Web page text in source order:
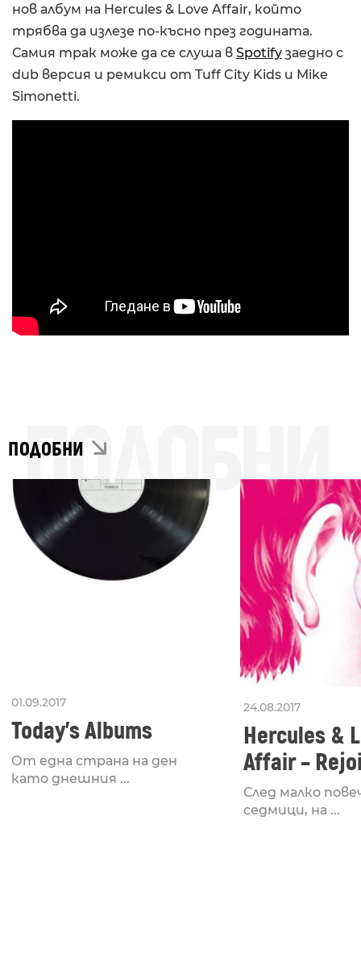
нов албум на Hercules & Love Affair, който
трябва да излезе по-късно през годината.
Самия трак може да се слуша в Spotify заедно с
dub версия и ремикси от Tuff City Kids и Mike
Simonetti.
ПОДОБНИ
ПОДОБНИ
01.09.2017
Today’s Albums
От една страна на ден
като днешния ...
24.08.2017
Hercules &
Affair –
Rouge Mary
След малко
седмици, на ...